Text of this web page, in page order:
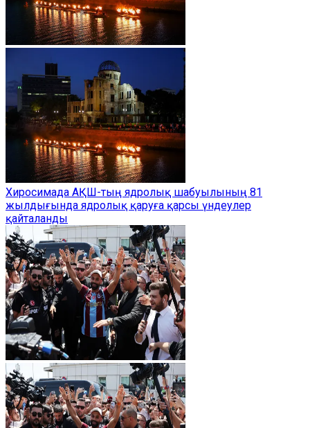
Хиросимада АҚШ-тың ядролық шабуылының 81
жылдығында ядролық қаруға қарсы үндеулер
қайталанды